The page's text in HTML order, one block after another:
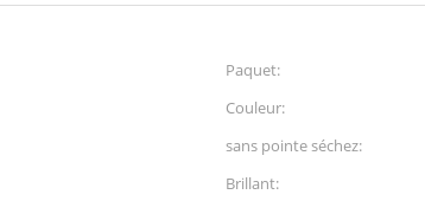
Paquet:
Couleur:
sans pointe séchez:
Brillant: